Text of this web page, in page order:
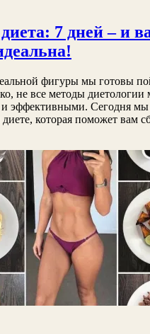
7 дней – и
фигуры мы готовы
не все методы диетологии
эффективными. Сегодня мы
которая поможет вам